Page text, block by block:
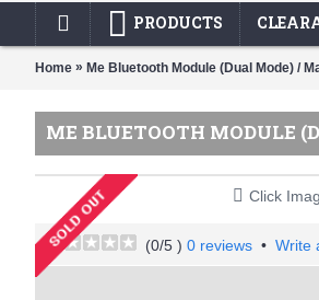
PRODUCTS
Home » Me Bluetooth Module (Dual Mode) /
ME BLUETOOTH MODULE
Click
(0/5 ) 0 reviews • Write